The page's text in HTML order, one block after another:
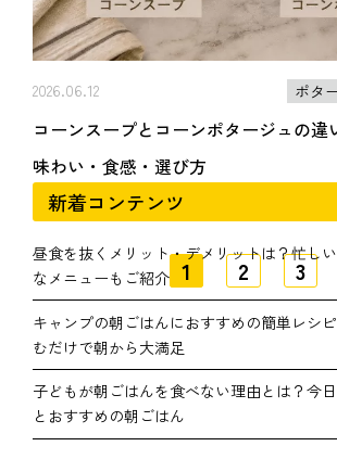
ポタ
コーンスープとコーンポタージュの違
味わい・食感・選び方
2026.06.12
1 2 3
新着コンテンツ
昼食を抜くメリット・デメリットは？忙し
なメニューもご紹介
キャンプの朝ごはんにおすすめの簡単レシ
むだけで朝から大満足
子どもが朝ごはんを食べない理由とは？今
とおすすめの朝ごはん